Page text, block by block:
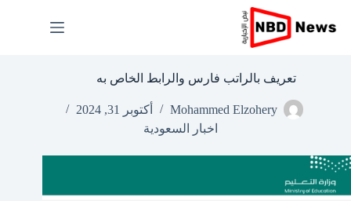
إلى
المحتوى
تعريف بالراتب فارس والرابط الخاص به
Mohammed Elzohery
أكتوبر 31, 2024
اخبار السعودية